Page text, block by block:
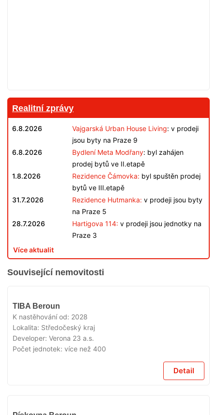
Realitní zprávy
6.8.2026 Vajgarská Urban House Living: v prodeji
jsou byty na Praze 9
6.8.2026
Bydlení Meta Modřany: byl zahájen
prodej bytů ve II.etapě
1.8.2026
Rezidence Čámovka: byl spuštěn prodej
bytů ve III.etapě
31.7.2026
Rezidence Hutmanka: v prodeji jsou byty
na Praze 5
28.7.2026
Hartigova 114: v prodeji jsou jednotky na
Praze 3
Více aktualit
Související nemovitosti
TIBA Beroun
K nastěhování od: 2028
Lokalita: Středočeský kraj
Developer: Verona 23 a.s.
Počet jednotek: více než 400
Detail